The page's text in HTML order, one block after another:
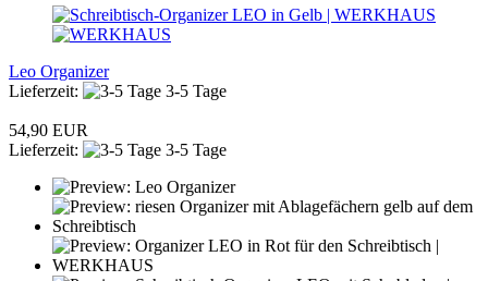
Leo Organizer
Lieferzeit:
3-5 Tage
54,90 EUR
Lieferzeit:
3-5 Tage